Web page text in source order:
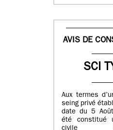
AVIS DE
SCI
Aux termes
seing privé
date du 5
été constitué